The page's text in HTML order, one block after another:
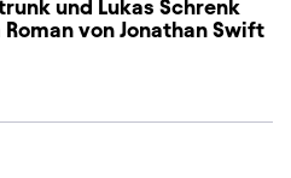
und Lukas Schrenk
von Jonathan Swift